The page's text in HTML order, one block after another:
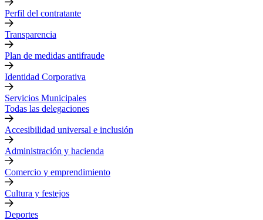
Perfil del contratante
Transparencia
Plan de medidas antifraude
Identidad Corporativa
Servicios Municipales
Todas las delegaciones
Accesibilidad universal e inclusión
Administración y hacienda
Comercio y emprendimiento
Cultura y festejos
Deportes